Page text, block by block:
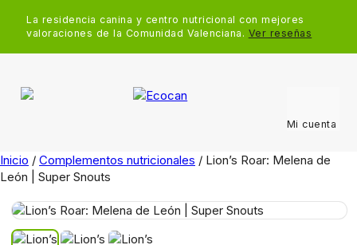
La residencia canina y centro nutricional con mejores
valoraciones de la Comunidad Valenciana. Ver reseñas
Mi cuenta
Inicio / Complementos nutricionales / Lion’s Roar: Melena de
León | Super Snouts